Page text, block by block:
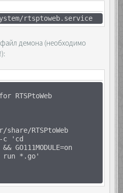
rtsptoweb.service
демона (необходимо
RTSPtoWeb
RTSPtoWeb
c 'cd
GO111MODULE=on
run *.go'